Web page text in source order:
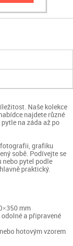
Naše kolekce
najdete různé
na záda až po
grafiku
sobě. Podívejte se
pytel podle
praktický.
mm
a připravené
hotovým vzorem